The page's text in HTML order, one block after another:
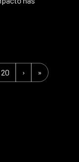
Page
20 › »